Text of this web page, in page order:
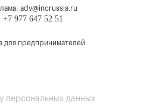
adv@incrussia.ru
+7 977 647 52 51
для предпринимателей
персональных данных